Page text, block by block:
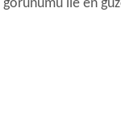
ile en